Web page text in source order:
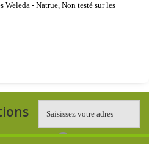
Weleda - Natrue, Non testé sur les